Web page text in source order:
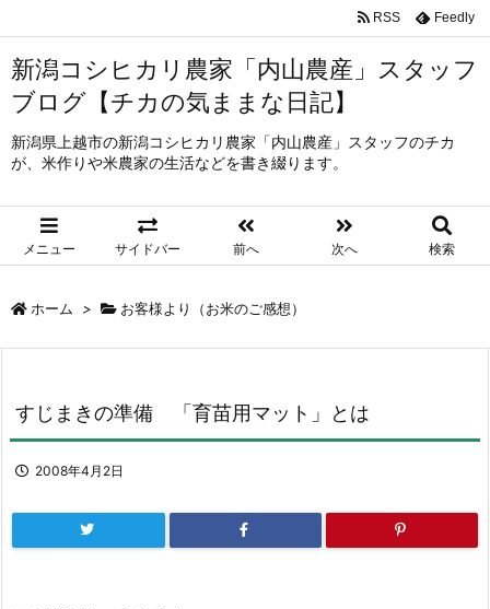
新潟コシヒカリ農家「内山農産」スタッフ
ブログ【チカの気ままな日記】
新潟県上越市の新潟コシヒカリ農家「内山農産」スタッフのチカ
が、米作りや米農家の生活などを書き綴ります。
メニュー サイドバー 前へ 次へ 検索
RSS Feedly
ホーム > お客様より（お米のご感想）
すじまきの準備 「育苗用マット」とは
2008年4月2日